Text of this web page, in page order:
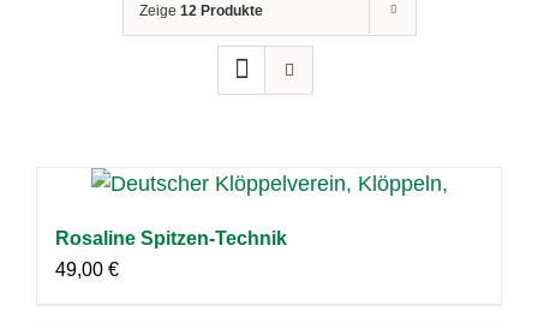
Zeige 12 Produkte
Rosaline Spitzen-Technik
49,00 €